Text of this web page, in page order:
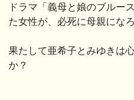
ドラマ「義母と娘のブルー
た女性が、必死に母親にな
果たして亜希子とみゆきは
か？